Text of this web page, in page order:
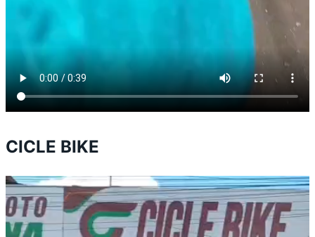
CICLE BIKE